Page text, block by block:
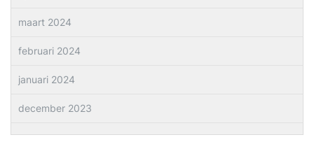
maart 2024
februari 2024
januari 2024
december 2023